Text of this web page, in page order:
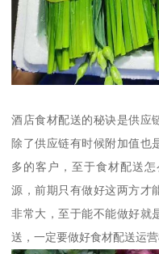
酒店食材配送的秘诀是供应
除了供应链有时候附加值也
多的客户，至于食材配送
源，前期只有做好这两方才
非常大，至于能不能做好就
送，一定要做好食材配送运营